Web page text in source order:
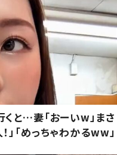
と…妻「おーいw」まさ
」「めっちゃわかるww」